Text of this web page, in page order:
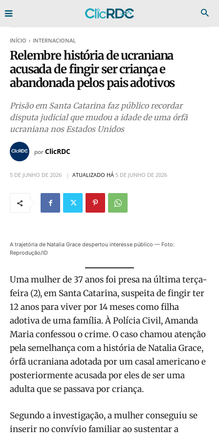
INÍCIO INTERNACIONAL
Relembre história de ucraniana
acusada de fingir ser criança e
abandonada pelos pais adotivos
Prisão em Santa Catarina faz público recordar
disputa judicial que mudou a idade de uma órfã
ucraniana nos Estados Unidos
porClicRDC
5 DE JUNHO DE 2026 ATUALIZADO HÁ 5 DE JUNHO DE 2026
A trajetória de Natalia Grace despertou interesse público — Foto:
Reprodução/ID
Uma mulher de 37 anos foi presa na última terça-
feira (2), em Santa Catarina, suspeita de fingir ter
12 anos para viver por 14 meses como filha
adotiva de uma família. À Polícia Civil, Amanda
Maria confessou o crime. O caso chamou atenção
pela semelhança com a história de Natalia Grace,
órfã ucraniana adotada por um casal americano e
posteriormente acusada por eles de ser uma
adulta que se passava por criança.
Segundo a investigação, a mulher conseguiu se
inserir no convívio familiar ao sustentar a